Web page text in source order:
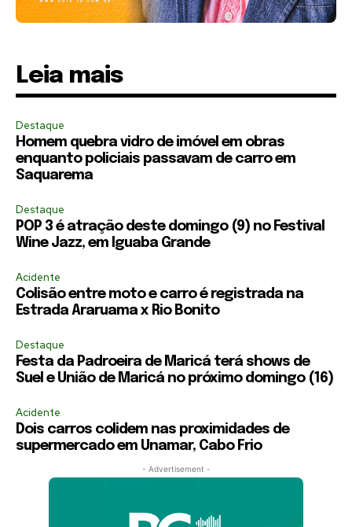
Leia mais
Destaque
Homem quebra vidro de imóvel em obras
enquanto policiais passavam de carro em
Saquarema
Destaque
POP 3 é atração deste domingo (9) no Festival
Wine Jazz, em Iguaba Grande
Acidente
Colisão entre moto e carro é registrada na
Estrada Araruama x Rio Bonito
Destaque
Festa da Padroeira de Maricá terá shows de
Suel e União de Maricá no próximo domingo (16)
Acidente
Dois carros colidem nas proximidades de
supermercado em Unamar, Cabo Frio
- Advertisement -